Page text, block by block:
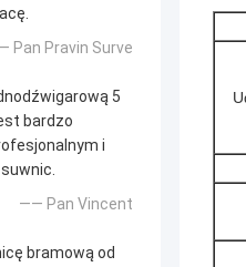
Pan Pravin Surve
5
bardzo
i
—— Pan Vincent
bramową od